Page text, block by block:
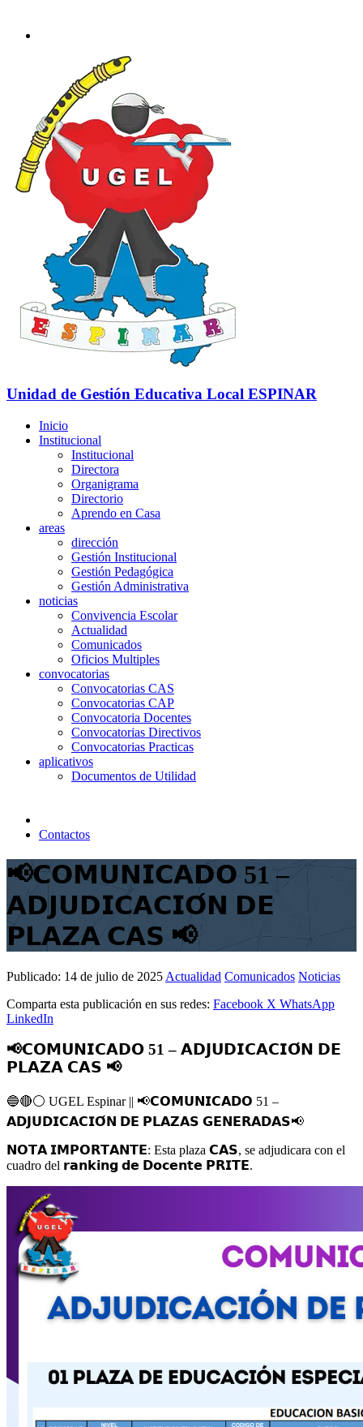
Unidad de Gestión Educativa Local ESPINAR
Inicio
Institucional
Institucional
Directora
Organigrama
Directorio
Aprendo en Casa
areas
dirección
Gestión Institucional
Gestión Pedagógica
Gestión Administrativa
noticias
Convivencia Escolar
Actualidad
Comunicados
Oficios Multiples
convocatorias
Convocatorias CAS
Convocatorias CAP
Convocatoria Docentes
Convocatorias Directivos
Convocatorias Practicas
aplicativos
Documentos de Utilidad
Contactos
📢𝗖𝗢𝗠𝗨𝗡𝗜𝗖𝗔𝗗𝗢 51 –
𝗔𝗗𝗝𝗨𝗗𝗜𝗖𝗔𝗖𝗜𝗢́𝗡 𝗗𝗘
𝗣𝗟𝗔𝗭𝗔 𝗖𝗔𝗦 📢
Publicado: 14 de julio de 2025 Actualidad Comunicados Noticias
Comparta esta publicación en sus redes: Facebook X WhatsApp
LinkedIn
📢𝗖𝗢𝗠𝗨𝗡𝗜𝗖𝗔𝗗𝗢 51 – 𝗔𝗗𝗝𝗨𝗗𝗜𝗖𝗔𝗖𝗜𝗢́𝗡 𝗗𝗘
𝗣𝗟𝗔𝗭𝗔 𝗖𝗔𝗦 📢
🔵🔴⚪️ UGEL Espinar || 📢𝗖𝗢𝗠𝗨𝗡𝗜𝗖𝗔𝗗𝗢 51 –
𝗔𝗗𝗝𝗨𝗗𝗜𝗖𝗔𝗖𝗜𝗢́𝗡 𝗗𝗘 𝗣𝗟𝗔𝗭𝗔𝗦 𝗚𝗘𝗡𝗘𝗥𝗔𝗗𝗔𝗦📢
𝗡𝗢𝗧𝗔 𝗜𝗠𝗣𝗢𝗥𝗧𝗔𝗡𝗧𝗘: Esta plaza 𝗖𝗔𝗦, se adjudicara con el
cuadro del 𝗿𝗮𝗻𝗸𝗶𝗻𝗴 𝗱𝗲 𝗗𝗼𝗰𝗲𝗻𝘁𝗲 𝗣𝗥𝗜𝗧𝗘.